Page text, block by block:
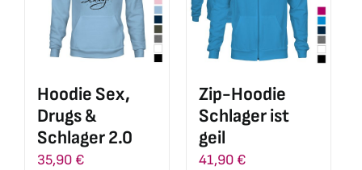
Die
Optionen
können
der
Produktseite
gewählt
Optionen
können
der
Produktseite
Hoodie Sex,
Drugs &
Schlager 2.0
35,90 €
Zip-Hoodie
Schlager ist
geil
41,90 €